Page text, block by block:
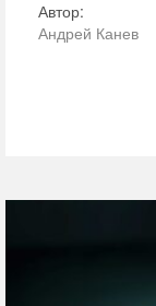
Автор:
Андрей Канев